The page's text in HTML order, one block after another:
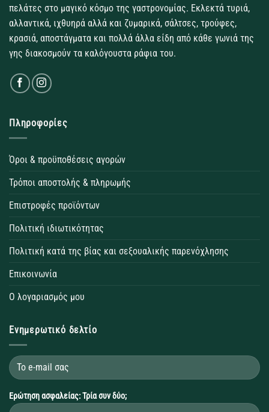
πελάτες στο μαγικό κόσμο της γαστρονομίας. Εκλεκτά τυριά,
αλλαντικά, ιχθυηρά αλλά και ζυμαρικά, σάλτσες, τρούφες,
κρασιά, αποστάγματα και πολλά άλλα είδη από κάθε γωνιά της
γης διακοσμούν τα καλόγουστα ράφια του.
Πληροφορίες
Όροι & προϋποθέσεις αγορών
Τρόποι αποστολής & πληρωμής
Επιστροφές προϊόντων
Πολιτική ιδιωτικότητας
Πολιτική κατά της βίας και σεξουαλικής παρενόχλησης
Επικοινωνία
Ο λογαριασμός μου
Ενημερωτικό δελτίο
Ερώτηση ασφαλείας: Τρία συν δύο;